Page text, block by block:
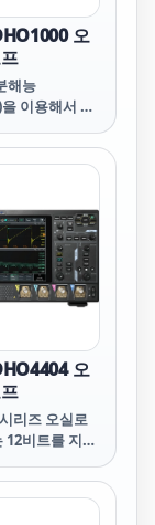
오
해능
이용해서 신
니다.
오
리즈 오실로
12비트를 지원
칩셋이 장착
다. 이를 통해 8